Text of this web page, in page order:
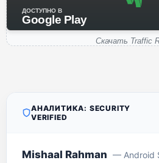
ДОСТУПНО В
Google Play
Скачать Traffic
АНАЛИТИКА: SECURITY
VERIFIED
Mishaal Rahman — Android